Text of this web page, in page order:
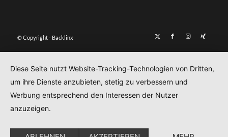
© Copyright - Backlinx
Diese Seite nutzt Website-Tracking-Technologien von Dritten,
um ihre Dienste anzubieten, stetig zu verbessern und
Werbung entsprechend den Interessen der Nutzer
anzuzeigen.